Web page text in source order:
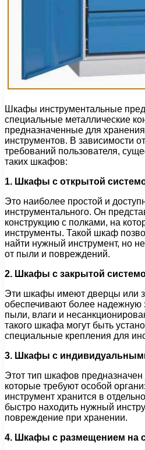
Шкафы инструментальные
специальные металлические
предназначенные для
инструментов. В зависимости
требований пользователя,
таких шкафов:
1. Шкафы с открытой
Это наиболее простой и
инструментального. Он
конструкцию с полками, на
инструменты. Такой шкаф
найти нужный инструмент, но
от пыли и повреждений.
2. Шкафы с закрытой
Эти шкафы имеют дверцы или
обеспечивают более надежную
пыли, влаги и
такого шкафа могут быть
специальные крепления для
3. Шкафы с
Этот тип шкафов предназначен
которые требуют особой
инструмент хранится в
быстро находить нужный
повреждение при хранении.
4. Шкафы с размещением на